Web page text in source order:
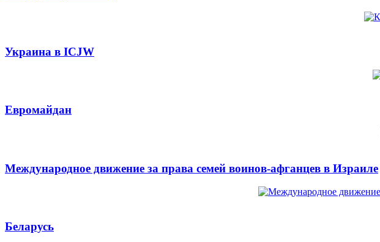
Украина в ICJW
Евромайдан
Международное движение за права семей воинов-афганцев в Израиле
Беларусь